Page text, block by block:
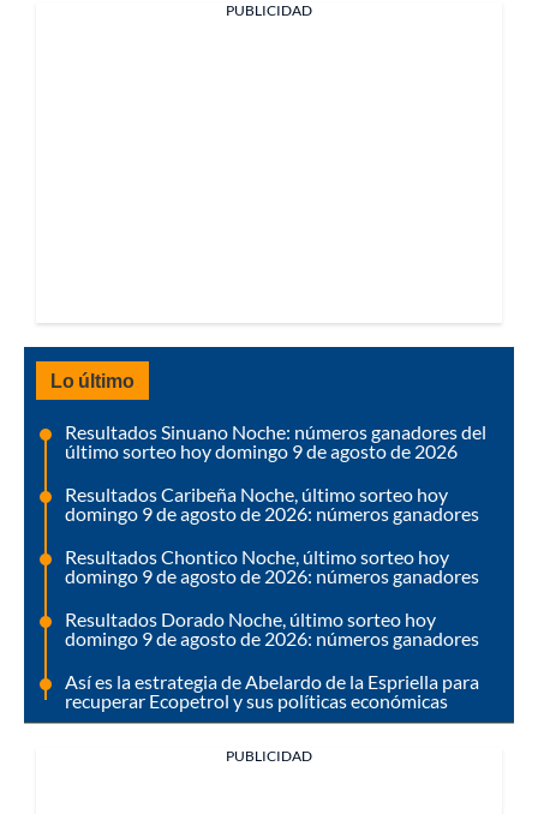
PUBLICIDAD
Lo último
Resultados Sinuano Noche: números ganadores del
último sorteo hoy domingo 9 de agosto de 2026
Resultados Caribeña Noche, último sorteo hoy
domingo 9 de agosto de 2026: números ganadores
Resultados Chontico Noche, último sorteo hoy
domingo 9 de agosto de 2026: números ganadores
Resultados Dorado Noche, último sorteo hoy
domingo 9 de agosto de 2026: números ganadores
Así es la estrategia de Abelardo de la Espriella para
recuperar Ecopetrol y sus políticas económicas
PUBLICIDAD